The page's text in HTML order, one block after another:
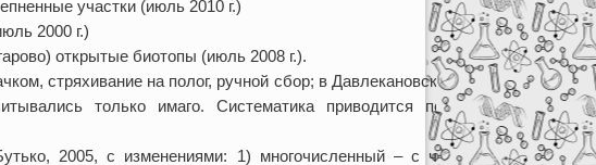
участки (июль 2010 г.)
2000 г.)
открытые биотопы (июль 2008 г.).
стряхивание на полог, ручной сбор; в Давлекановском районе
только имаго. Систематика приводится по данным
2005, с изменениями: 1) многочисленный – с численным